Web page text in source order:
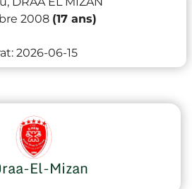
2008 (17 ans)
2026-06-15
El-Mizan